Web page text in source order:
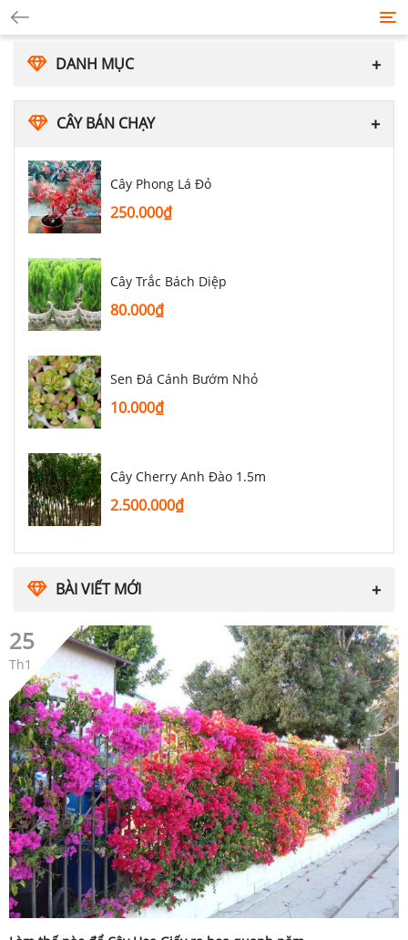
DANH MỤC
CÂY BÁN CHẠY
Cây Phong Lá Đỏ
250.000₫
Cây Trắc Bách Diệp
80.000₫
Sen Đá Cánh Bướm Nhỏ
10.000₫
Cây Cherry Anh Đào 1.5m
2.500.000₫
BÀI VIẾT MỚI
25
Th1